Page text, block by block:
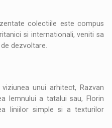
colectiile este compus
si internationali, veniti sa
dezvoltare.
unui arhitect, Razvan
lemnului a tatalui sau, Florin
liniilor simple si a texturilor